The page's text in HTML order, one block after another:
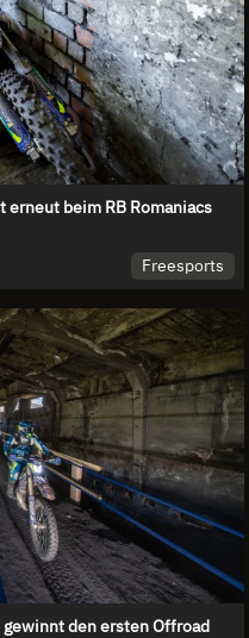
beim RB Romaniacs
Freesports
den ersten Offroad